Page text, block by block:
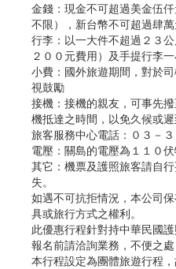
金錢：現金不可超過美金伍
不限），新台幣不可超過肆萬
行李：以一大件不超過２３
２００元費用）及手提行李一
小費：國外旅遊期間，對於
視鼓勵
接機：接機的親友，可事先
機抵達之時間，以免久候或遲
旅客服務中心電話：０３－３
電壓：關島的電壓為１１０
其它：機票及護照旅客請自
失。
如遇不可抗拒情況，本公司
具或旅行方式之權利。
此優惠行程針對持中華民國
報名前請洽詢業務，不便之處
本行程設定為團體旅遊行程